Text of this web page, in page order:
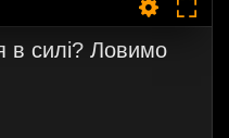
в силі? Ловимо